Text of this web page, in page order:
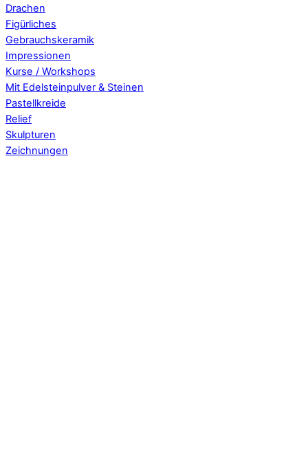
Drachen
Figürliches
Gebrauchskeramik
Impressionen
Kurse / Workshops
Mit Edelsteinpulver & Steinen
Pastellkreide
Relief
Skulpturen
Zeichnungen